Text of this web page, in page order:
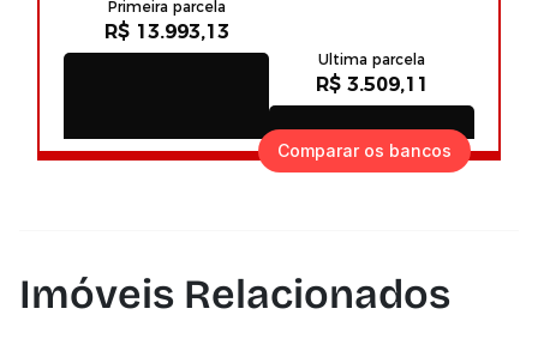
Comparar os bancos
Imóveis Relacionados